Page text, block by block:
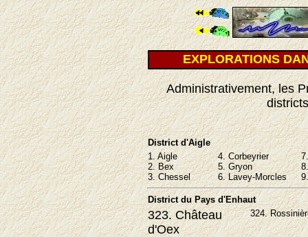
EXPLORATIONS
Administrativement, les
District d'Aigle
1. Aigle
2. Bex
3. Chessel
4. Corbeyrier
5. Gryon
6. Lavey-Morcles
District du Pays d'Enhaut
323. Château
d'Oex
324.